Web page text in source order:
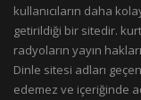
kullanıcıların daha
getirildiği bir sitedir.
radyoların yayın
Dinle sitesi adları
edemez ve içeriğinde